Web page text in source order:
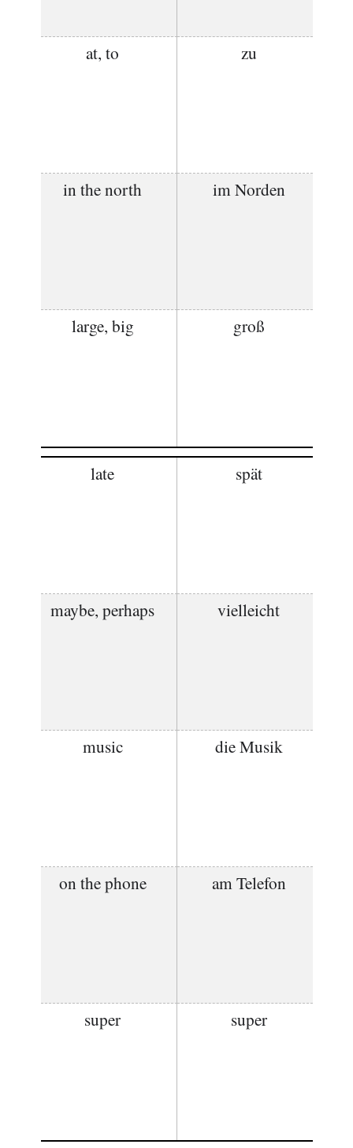
at, to zu
in the north im Norden
large, big groß
late spät
maybe, perhaps vielleicht
music die Musik
on the phone am Telefon
super super